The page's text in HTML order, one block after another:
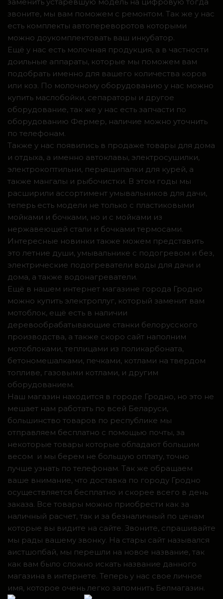
звоните, мы вам поможем с ремонтом. Так же у нас
есть комплекты автопереворотов которыми
можно доукомплектовать ваш инкубатор.
Ещё у нас есть молочная продукция, а в частности
доильные аппараты, которые мы поможем вам
подобрать именно для вашего количества коров
или коз. По молочному оборудованию у нас можно
купить маслобойки, сепараторы и другое
оборудование, так же у нас есть запчасти по
оборудованию Фермер, наличие можно уточнить
по телефонам.
Также у нас появились в продаже товары для дома
и отдыха, а именно автоклавы, электросушилки,
электрокоптильни, перьящипалки для курей, а
также мангалы и рыбочистки. В этом годы мы
расширили ассортимент умывальников для дачи,
теперь есть модели не только с пластиковыми
мойками и бочками, но и с мойками из
нержавеющей стали и бочками термосами.
Интересные новинки также можем представить
это летние души, умывальнике с подогревом и без,
электрические подогреватели воды для дачи и
дома, а также водонагреватели.
Ещё в нашем интернет магазине города Гродно
можно купить электроплуг, который заменит вам
мотоблок, ещё есть в наличии
деревообрабатывающие станки белорусского
производства, а также скоро сайт наполним
мотоблоками, теплицами из поликарбоната,
бетономешалками, печками, котлами на твердом
топливе, газовыми котлами, и другим
оборудованием.
Наш магазин находится в городе Гродно, но это не
мешает нам работать по всей Беларуси,
большинство товаров по республике мы
отправляем бесплатно с помощью почты, за
некоторые товары которые обладают большим
весом и мы берем не большую оплату, точно
лучше узнать по телефонам. Так же обращаем
ваше внимание, что доставка по городу Гродно
осуществляется бесплатно и скорее всего в день
заказа. Все товары можно приобрести как за
наличный расчет, так и за безналичный по ценам
которые вы видите на сайте. Звоните, спрашивайте
мы рады вашему звонку. На стары сайт назывался
аистшопбай, мы перешли на новое название, так
как вам было сложно искать название данного
магазина в интернете. Теперь у нас свое личное
имя, которое очень легко запомнить Белмагазин.